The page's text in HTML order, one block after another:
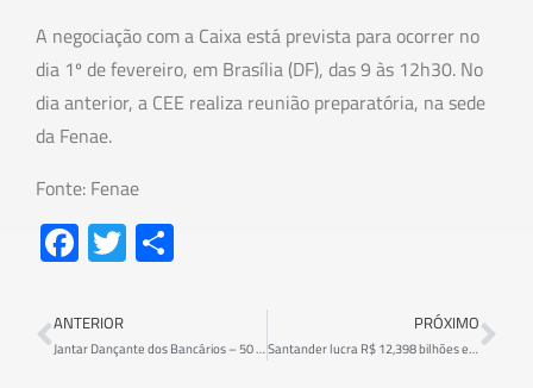
A negociação com a Caixa está prevista para ocorrer no
dia 1º de fevereiro, em Brasília (DF), das 9 às 12h30. No
dia anterior, a CEE realiza reunião preparatória, na sede
da Fenae.
Fonte: Fenae
Fa
ce
b
o
T
wi
er e
ANTERIOR
Jantar Dançante dos Bancários – 50 anos
PRÓXIMO
Santander lucra R$ 12,398 bilhões em 2018